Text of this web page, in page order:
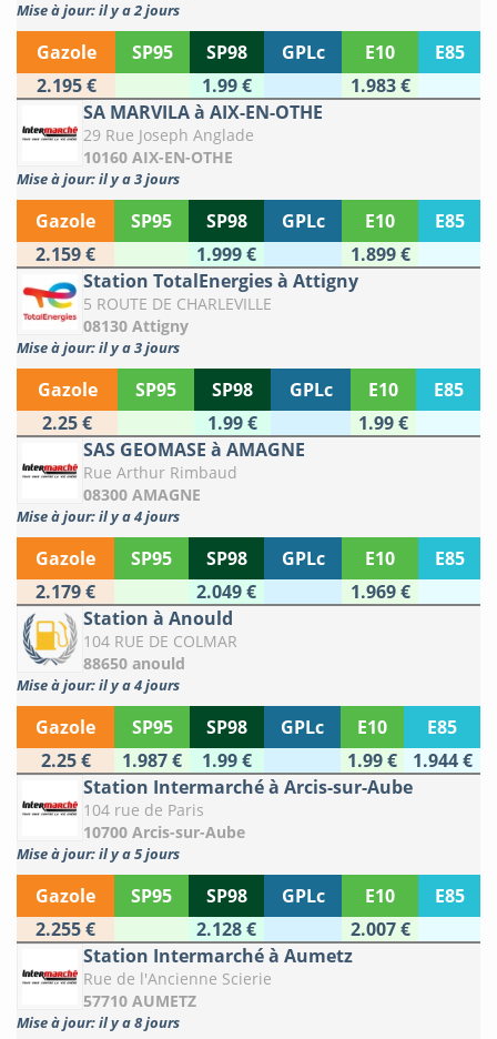
Mise à jour: il y a 2 jours
Gazole SP95 SP98 GPLc E10
E85
2.195 €
1.99 €
1.983 €
SA MARVILA à AIX-EN-OTHE
29 Rue Joseph Anglade
10160 AIX-EN-OTHE
Mise à jour: il y a 3 jours
Gazole SP95 SP98 GPLc E10
E85
2.159 €
1.999 €
1.899 €
Station TotalEnergies à Attigny
5 ROUTE DE CHARLEVILLE
08130 Attigny
Mise à jour: il y a 3 jours
Gazole SP95 SP98 GPLc E10
E85
2.25 €
1.99 €
1.99 €
SAS GEOMASE à AMAGNE
Rue Arthur Rimbaud
08300 AMAGNE
Mise à jour: il y a 4 jours
Gazole SP95 SP98 GPLc E10
E85
2.179 €
2.049 €
1.969 €
Station à Anould
104 RUE DE COLMAR
88650 anould
Mise à jour: il y a 4 jours
Gazole SP95 SP98 GPLc E10
E85
2.25 €
1.987 € 1.99 € 1.99 €
1.944 €
Station Intermarché à Arcis-sur-Aube
104 rue de Paris
10700 Arcis-sur-Aube
Mise à jour: il y a 5 jours
Gazole SP95 SP98 GPLc E10
E85
2.255 €
2.128 €
2.007 €
Station Intermarché à Aumetz
Rue de l'Ancienne Scierie
57710 AUMETZ
Mise à jour: il y a 8 jours